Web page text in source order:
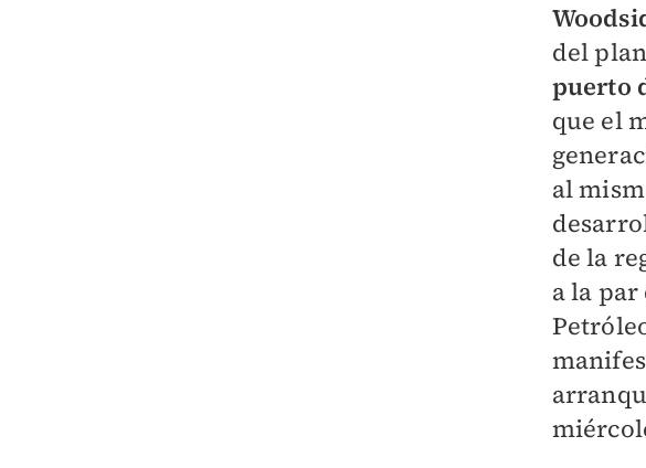
del
puerto
que el
al
de la
a la